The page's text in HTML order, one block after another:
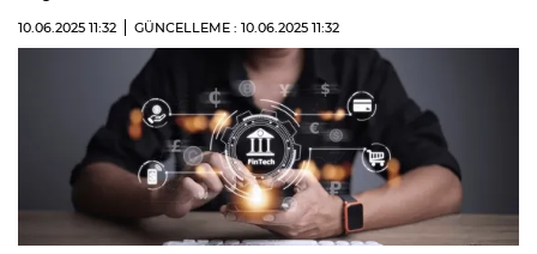
10.06.2025 11:32 GÜNCELLEME : 10.06.2025 11:32